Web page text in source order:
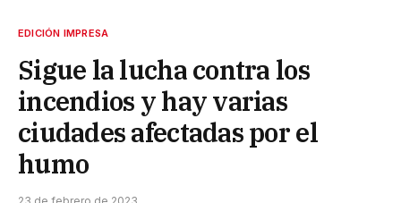
EDICIÓN IMPRESA
Sigue la lucha contra los
incendios y hay varias
ciudades afectadas por el
humo